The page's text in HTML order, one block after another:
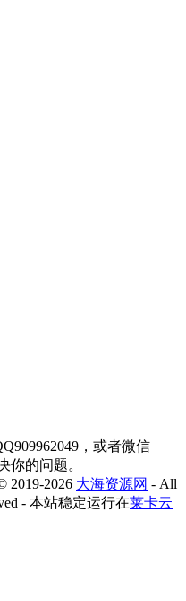
，或者微信
你的问题。
2019-2026 大海资源网 - All
- 本站稳定运行在莱卡云